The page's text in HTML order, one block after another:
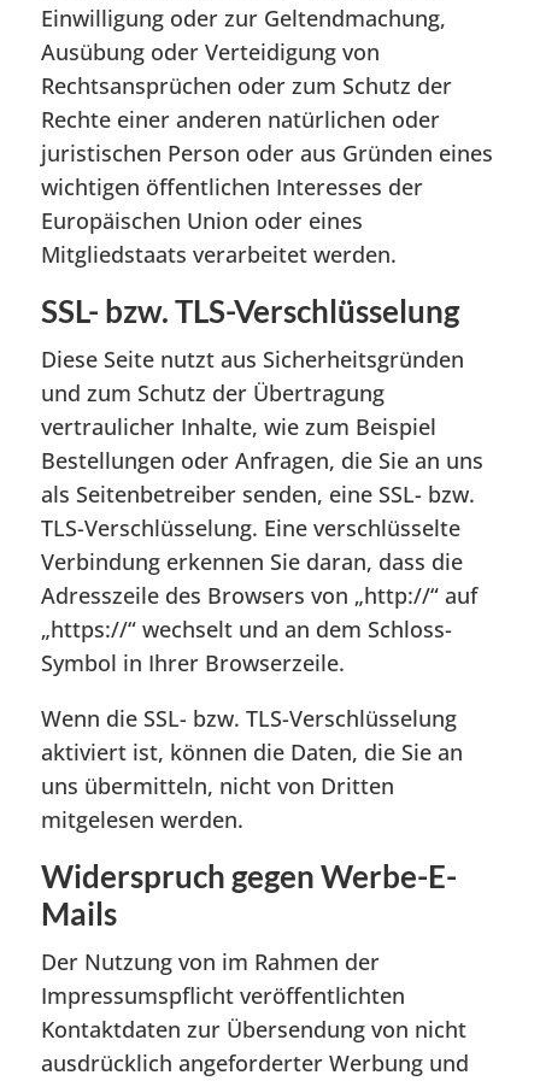
Einwilligung oder zur Geltendmachung,
Ausübung oder Verteidigung von
Rechtsansprüchen oder zum Schutz der
Rechte einer anderen natürlichen oder
juristischen Person oder aus Gründen eines
wichtigen öffentlichen Interesses der
Europäischen Union oder eines
Mitgliedstaats verarbeitet werden.
SSL- bzw. TLS-Verschlüsselung
Diese Seite nutzt aus Sicherheitsgründen
und zum Schutz der Übertragung
vertraulicher Inhalte, wie zum Beispiel
Bestellungen oder Anfragen, die Sie an uns
als Seitenbetreiber senden, eine SSL- bzw.
TLS-Verschlüsselung. Eine verschlüsselte
Verbindung erkennen Sie daran, dass die
Adresszeile des Browsers von „http://“ auf
„https://“ wechselt und an dem Schloss-
Symbol in Ihrer Browserzeile.
Wenn die SSL- bzw. TLS-Verschlüsselung
aktiviert ist, können die Daten, die Sie an
uns übermitteln, nicht von Dritten
mitgelesen werden.
Widerspruch gegen Werbe-E-
Mails
Der Nutzung von im Rahmen der
Impressumspflicht veröffentlichten
Kontaktdaten zur Übersendung von nicht
ausdrücklich angeforderter Werbung und